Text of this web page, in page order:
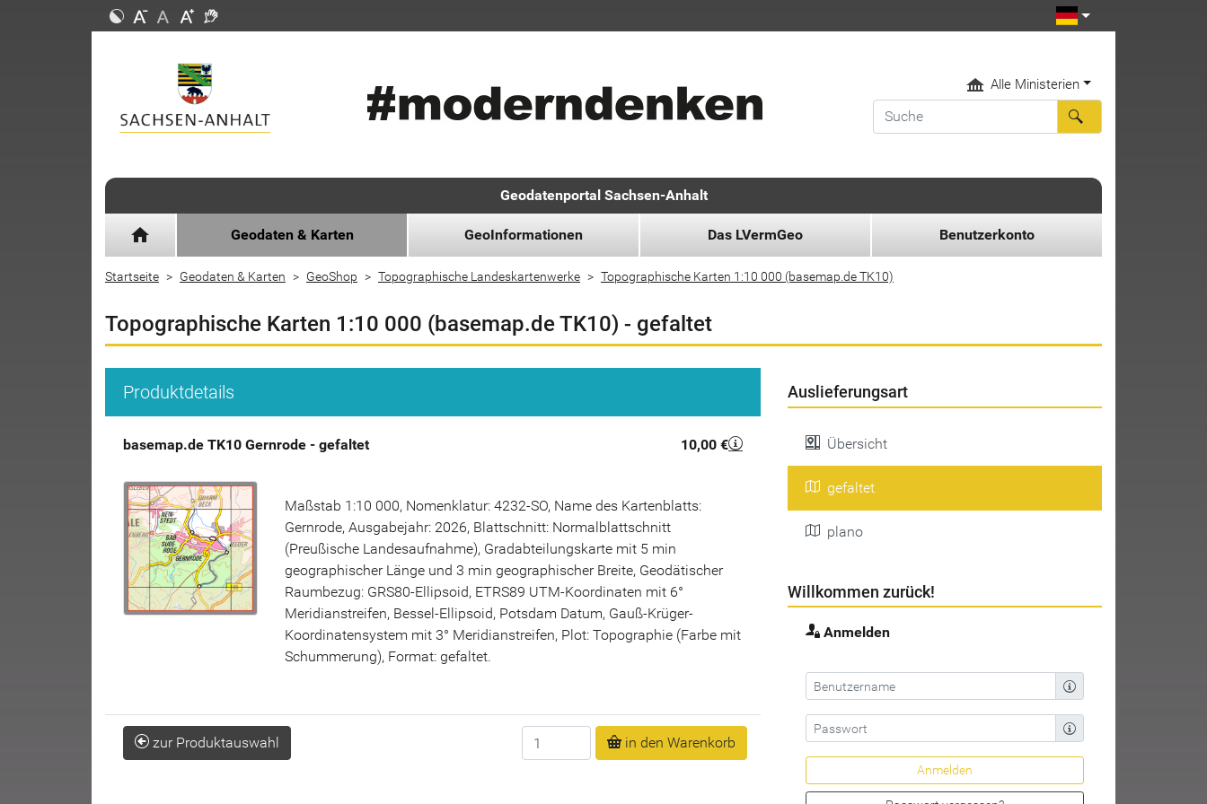
Alle Ministerien
Geodatenportal Sachsen-Anhalt
home Geodaten & Karten GeoInformationen Das LVermGeo Benutzerkonto
Startseite Geodaten & Karten GeoShop Topographische Landeskartenwerke Topographische Karten 1:10 000 (basemap.de TK10)
Topographische Karten 1:10 000 (basemap.de TK10) - gefaltet
Produktdetails
basemap.de TK10 Gernrode - gefaltet 10,00 €
Maßstab 1:10 000, Nomenklatur: 4232-SO, Name des Kartenblatts:
Gernrode, Ausgabejahr: 2026, Blattschnitt: Normalblattschnitt
(Preußische Landesaufnahme), Gradabteilungskarte mit 5 min
geographischer Länge und 3 min geographischer Breite, Geodätischer
Raumbezug: GRS80-Ellipsoid, ETRS89 UTM-Koordinaten mit 6°
Meridianstreifen, Bessel-Ellipsoid, Potsdam Datum, Gauß-Krüger-
Koordinatensystem mit 3° Meridianstreifen, Plot: Topographie (Farbe mit
Schummerung), Format: gefaltet.
zur Produktauswahl Anzahl in den Warenkorb
Auslieferungsart
Übersicht
gefaltet
plano
Willkommen zurück!
Anmelden